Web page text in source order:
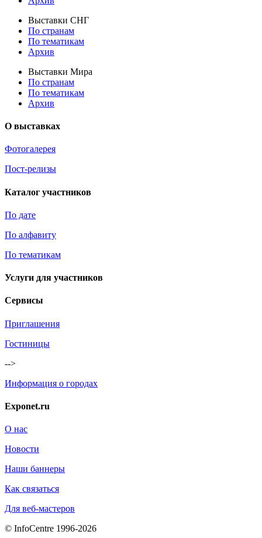
Выставки СНГ
По странам
По тематикам
Архив
Выставки Мира
По странам
По тематикам
Архив
О выставках
Фотогалерея
Пост-релизы
Каталог участников
По дате
По алфавиту
По тематикам
Услуги для участников
Сервисы
Приглашения
Гостиницы
-->
Информация о городах
Exponet.ru
О нас
Новости
Наши баннеры
Как связаться
Для веб-мастеров
© InfoCentre 1996-2026